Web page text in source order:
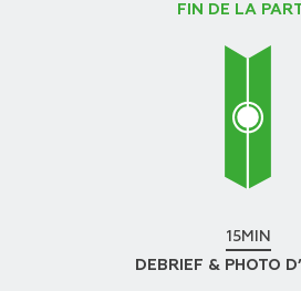
FIN DE LA
15MIN
DEBRIEF & PHOTO